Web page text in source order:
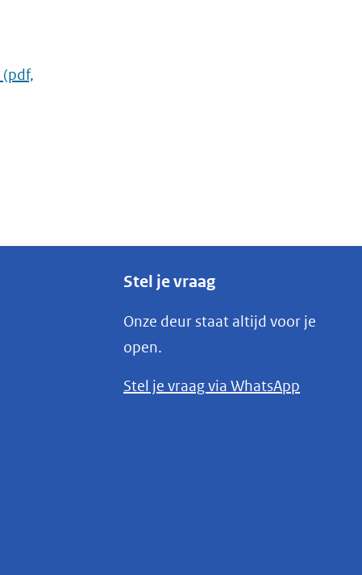
(pdf,
Stel je vraag
Onze deur staat altijd voor je
open.
Stel je vraag via WhatsApp